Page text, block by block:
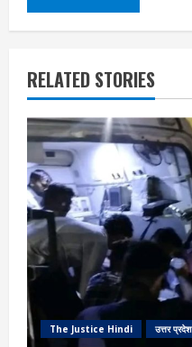
RELATED STORIES
The Justice Hindi उत्तर प्रदेश